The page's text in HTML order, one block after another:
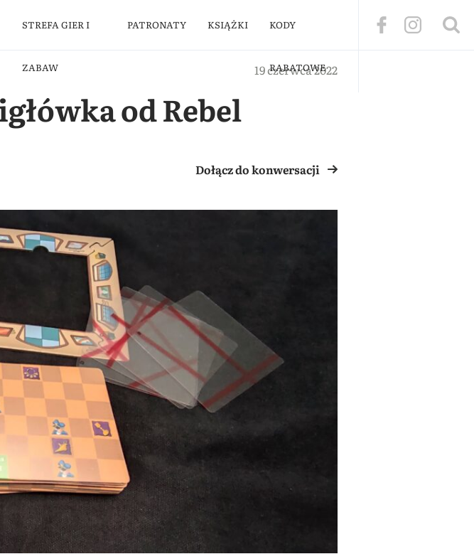
STREFA GIER I
ZABAW
PATRONATY KSIĄŻKI KODY
RABATOWE
19 czerwca 2022
od Rebel
Dołącz do konwersacji